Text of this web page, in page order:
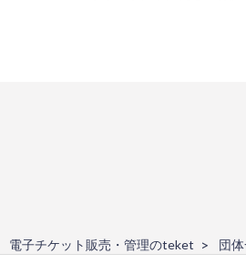
電子チケット販売・管理のteket 団